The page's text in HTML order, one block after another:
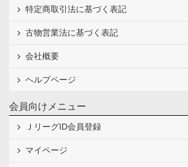
特定商取引法に基づく表記
古物営業法に基づく表記
会社概要
ヘルプページ
会員向けメニュー
ＪリーグID会員登録
マイページ